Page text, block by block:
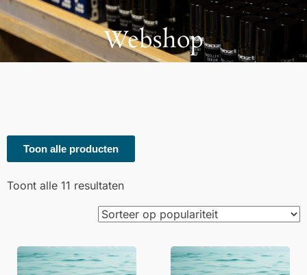
Webshop
Toon alle producten
Toont alle 11 resultaten